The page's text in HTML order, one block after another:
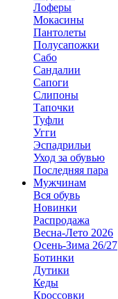
Лоферы
Мокасины
Пантолеты
Полусапожки
Сабо
Сандалии
Сапоги
Слипоны
Тапочки
Туфли
Угги
Эспадрильи
Уход за обувью
Последняя пара
Мужчинам
Вся обувь
Новинки
Распродажа
Весна-Лето 2026
Осень-Зима 26/27
Ботинки
Дутики
Кеды
Кроссовки